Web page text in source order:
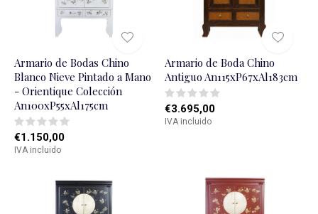
Armario de Bodas Chino
Blanco Nieve Pintado a Mano
- Orientique Colección
An100xP55xAl175cm
€1.150,00
IVA incluido
Armario de Boda Chino
Antiguo An115xP67xAl183cm
€3.695,00
IVA incluido